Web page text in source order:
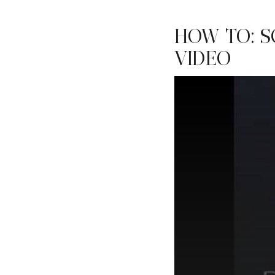
HOW TO:
VIDEO